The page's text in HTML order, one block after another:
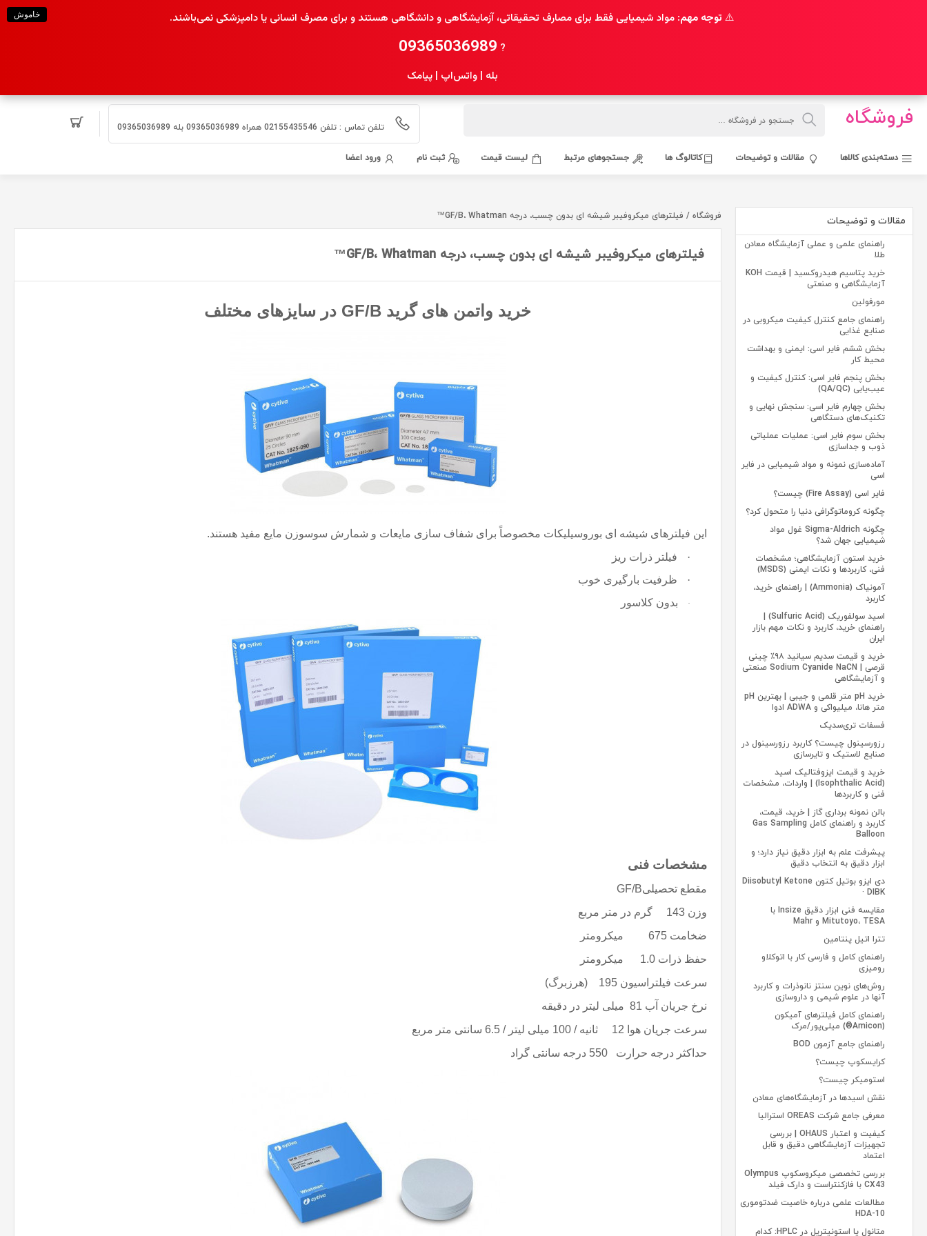
خاموش ⚠️ توجه مهم: مواد شیمیایی فقط برای مصارف تحقیقاتی، آزمایشگاهی و دانشگاهی هستند و برای مصرف انسانی یا دامپزشکی نمی‌باشند.
?
09365036989
بله | واتس‌اپ | پیامک
فروشگاه تلفن تماس : تلفن 02155435546 همراه 09365036989 بله 09365036989
دسته‌بندی کالاها مقالات و توضیحات کاتالوگ ها جستجوهای مرتبط لیست قیمت ثبت نام ورود اعضا
مقالات و توضیحات
راهنمای علمی و عملی آزمایشگاه معادن
طلا
خرید پتاسیم هیدروکسید | قیمت KOH
آزمایشگاهی و صنعتی
مورفولین
راهنمای جامع کنترل کیفیت میکروبی در
صنایع غذایی
بخش ششم فایر اسی: ایمنی و بهداشت
محیط کار
بخش پنجم فایر اسی: کنترل کیفیت و
عیب‌یابی (QA/QC)
بخش چهارم فایر اسی: سنجش نهایی و
تکنیک‌های دستگاهی
بخش سوم فایر اسی: عملیات عملیاتی
ذوب و جداسازی
آماده‌سازی نمونه و مواد شیمیایی در فایر
اسی
فایر اسی (Fire Assay) چیست؟
چگونه کروماتوگرافی دنیا را متحول کرد؟
چگونه Sigma-Aldrich غول مواد
شیمیایی جهان شد؟
خرید استون آزمایشگاهی؛ مشخصات
فنی، کاربردها و نکات ایمنی (MSDS)
آمونیاک (Ammonia) | راهنمای خرید،
کاربرد
اسید سولفوریک (Sulfuric Acid) |
راهنمای خرید، کاربرد و نکات مهم بازار
ایران
خرید و قیمت سدیم سیانید ۹۸٪ چینی
قرصی | Sodium Cyanide NaCN صنعتی
و آزمایشگاهی
خرید pH متر قلمی و جیبی | بهترین pH
متر هانا، میلیواکی و ADWA ادوا
فسفات تری‌سدیک
رزورسینول چیست؟ کاربرد رزورسینول در
صنایع لاستیک و تایرسازی
خرید و قیمت ایزوفتالیک اسید
(Isophthalic Acid) | واردات، مشخصات
فنی و کاربردها
بالن نمونه برداری گاز | خرید، قیمت،
کاربرد و راهنمای کامل Gas Sampling
Balloon
پیشرفت علم به ابزار دقیق نیاز دارد؛ و
ابزار دقیق به انتخاب دقیق
دی‌ ایزو بوتیل کتون Diisobutyl Ketone
· DIBK
مقایسه فنی ابزار دقیق Insize با
Mitutoyo، TESA و Mahr
تترا اتیل پنتامین
راهنمای کامل و فارسی کار با اتوکلاو
رومیزی
روش‌های نوین سنتز نانوذرات و کاربرد
آنها در علوم شیمی و داروسازی
راهنمای کامل فیلترهای آمیکون
(Amicon®) میلی‌پور/مرک
راهنمای جامع آزمون BOD
کرایسکوپ چیست؟
استومیکر چیست؟
نقش اسیدها در آزمایشگاه‌های معادن
معرفی جامع شرکت OREAS استرالیا
کیفیت و اعتبار OHAUS | بررسی
تجهیزات آزمایشگاهی دقیق و قابل
اعتماد
بررسی تخصصی میکروسکوپ Olympus
CX43 با فازکنتراست و دارک فیلد
مطالعات علمی درباره خاصیت ضدتوموری
10-HDA
متانول یا استونیتریل در HPLC: کدام
فروشگاه / فیلترهای میکروفیبر شیشه ای بدون چسب، درجه GF/B، Whatman™
فیلترهای میکروفیبر شیشه ای بدون چسب، درجه GF/B، Whatman™
خرید واتمن های گرید GF/B در سایزهای مختلف
این فیلترهای شیشه ای بوروسیلیکات مخصوصاً برای شفاف سازی مایعات و شمارش سوسوزن مایع مفید هستند.
·
فیلتر ذرات ریز
·
ظرفیت بارگیری خوب
· بدون کلاسور
مشخصات فنی
مقطع تحصیلیGF/B
وزن 143گرم در متر مربع
ضخامت 675 میکرومتر
حفظ ذرات 1.0 میکرومتر
سرعت فیلتراسیون 195(هرزبرگ)
نرخ جریان آب 81 میلی لیتر در دقیقه
سرعت جریان هوا 12ثانیه / 100 میلی لیتر / 6.5 سانتی متر مربع
حداکثر درجه حرارت 550 درجه سانتی گراد